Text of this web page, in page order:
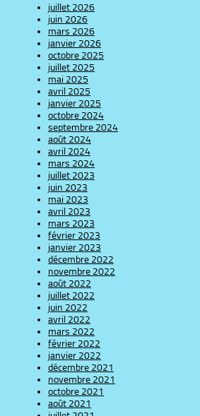
juillet 2026
juin 2026
mars 2026
janvier 2026
octobre 2025
juillet 2025
mai 2025
avril 2025
janvier 2025
octobre 2024
septembre 2024
août 2024
avril 2024
mars 2024
juillet 2023
juin 2023
mai 2023
avril 2023
mars 2023
février 2023
janvier 2023
décembre 2022
novembre 2022
août 2022
juillet 2022
juin 2022
avril 2022
mars 2022
février 2022
janvier 2022
décembre 2021
novembre 2021
octobre 2021
août 2021